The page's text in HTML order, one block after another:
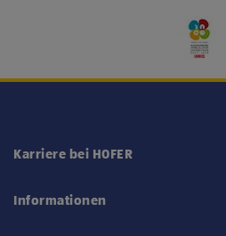
Karriere bei HOFER
Informationen